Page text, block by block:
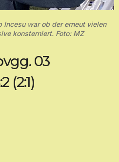
Incesu war ob der erneut vielen
konsterniert. Foto: MZ
03
(2:1)